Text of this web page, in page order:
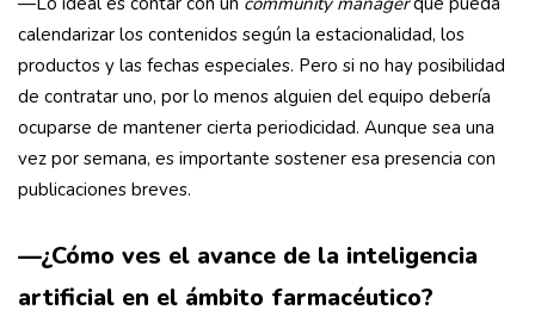
calendarizar los contenidos según la estacionalidad, los
productos y las fechas especiales. Pero si no hay posibilidad
de contratar uno, por lo menos alguien del equipo debería
ocuparse de mantener cierta periodicidad. Aunque sea una
vez por semana, es importante sostener esa presencia con
publicaciones breves.
—¿Cómo ves el avance de la inteligencia
artificial en el ámbito farmacéutico?